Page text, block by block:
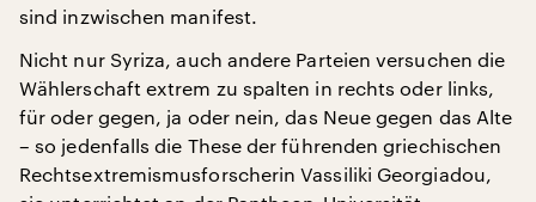
sind inzwischen manifest.
Nicht nur Syriza, auch andere Parteien versuchen die
Wählerschaft extrem zu spalten in rechts oder links,
für oder gegen, ja oder nein, das Neue gegen das Alte
– so jedenfalls die These der führenden griechischen
Rechtsextremismusforscherin Vassiliki Georgiadou,